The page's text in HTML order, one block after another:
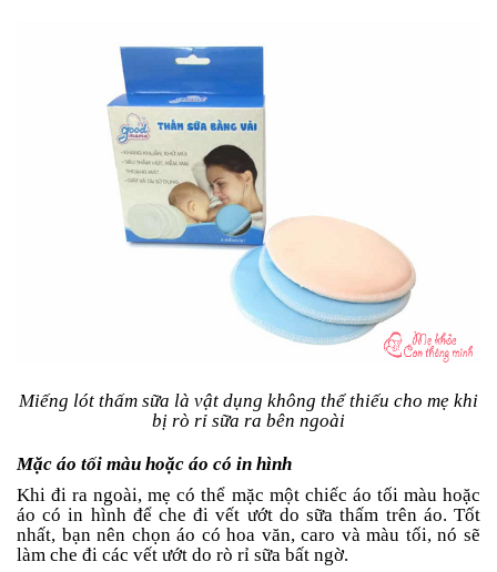
Miếng lót thấm sữa là vật dụng không thể thiếu cho mẹ khi
bị rò rỉ sữa ra bên ngoài
Mặc áo tối màu hoặc áo có in hình
Khi đi ra ngoài, mẹ có thể mặc một chiếc áo tối màu hoặc
áo có in hình để che đi vết ướt do sữa thấm trên áo. Tốt
nhất, bạn nên chọn áo có hoa văn, caro và màu tối, nó sẽ
làm che đi các vết ướt do rò rỉ sữa bất ngờ.